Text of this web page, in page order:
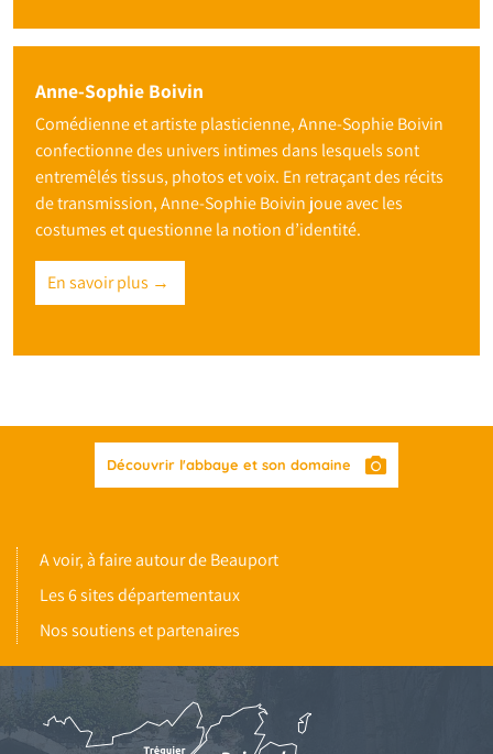
Anne-Sophie Boivin
Comédienne et artiste plasticienne, Anne-Sophie Boivin
confectionne des univers intimes dans lesquels sont
entremêlés tissus, photos et voix. En retraçant des récits
de transmission, Anne-Sophie Boivin joue avec les
costumes et questionne la notion d’identité.
En savoir plus →
Découvrir l'abbaye et son domaine
A voir, à faire autour de Beauport
Les 6 sites départementaux
Nos soutiens et partenaires